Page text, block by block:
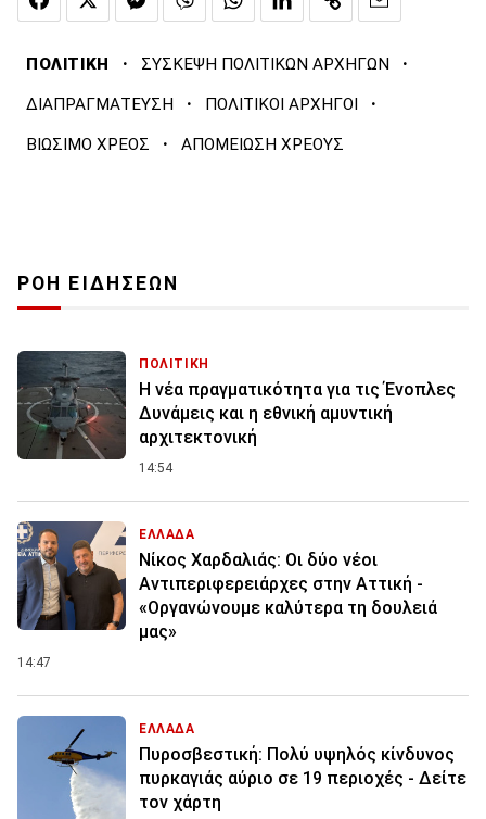
ΠΟΛΙΤΙΚΗ · ΣΥΣΚΕΨΗ ΠΟΛΙΤΙΚΩΝ ΑΡΧΗΓΩΝ ·
ΔΙΑΠΡΑΓΜΑΤΕΥΣΗ · ΠΟΛΙΤΙΚΟΙ ΑΡΧΗΓΟΙ ·
ΒΙΩΣΙΜΟ ΧΡΕΟΣ · ΑΠΟΜΕΙΩΣΗ ΧΡΕΟΥΣ
ΡΟΗ ΕΙΔΗΣΕΩΝ
ΠΟΛΙΤΙΚΗ
Η νέα πραγματικότητα για τις Ένοπλες
Δυνάμεις και η εθνική αμυντική
αρχιτεκτονική
14:54
ΕΛΛΑΔΑ
Νίκος Χαρδαλιάς: Οι δύο νέοι
Αντιπεριφερειάρχες στην Αττική -
«Οργανώνουμε καλύτερα τη δουλειά
μας»
14:47
ΕΛΛΑΔΑ
Πυροσβεστική: Πολύ υψηλός κίνδυνος
πυρκαγιάς αύριο σε 19 περιοχές - Δείτε
τον χάρτη